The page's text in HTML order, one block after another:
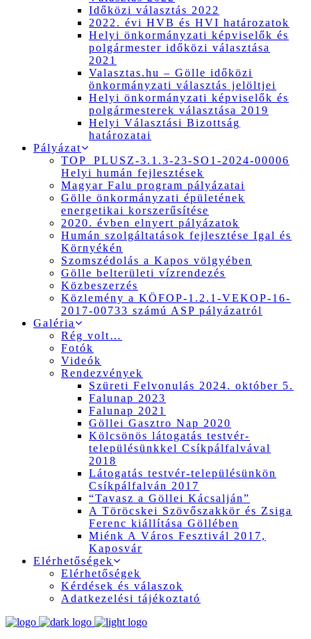
Időközi választás 2022
2022. évi HVB és HVI határozatok
Helyi önkormányzati képviselők és
polgármester időközi választása
2021
Valasztas.hu – Gölle időközi
önkormányzati választás jelöltjei
Helyi önkormányzati képviselők és
polgármesterek választása 2019
Helyi Választási Bizottság
határozatai
Pályázat
TOP_PLUSZ-3.1.3-23-SO1-2024-00006
Helyi humán fejlesztések
Magyar Falu program pályázatai
Gölle önkormányzati épületének
energetikai korszerűsítése
2020. évben elnyert pályázatok
Humán szolgáltatások fejlesztése Igal és
Környékén
Szomszédolás a Kapos völgyében
Gölle belterületi vízrendezés
Közbeszerzés
Közlemény a KÖFOP-1.2.1-VEKOP-16-
2017-00733 számú ASP pályázatról
Galéria
Rég volt…
Fotók
Videók
Rendezvények
Szüreti Felvonulás 2024. október 5.
Falunap 2023
Falunap 2021
Göllei Gasztro Nap 2020
Kölcsönös látogatás testvér-
településünkkel Csíkpálfalvával
2018
Látogatás testvér-településünkön
Csíkpálfalván 2017
“Tavasz a Göllei Kácsalján”
A Töröcskei Szövőszakkör és Zsiga
Ferenc kiállítása Göllében
Miénk A Város Fesztivál 2017,
Kaposvár
Elérhetőségek
Elérhetőségek
Kérdések és válaszok
Adatkezelési tájékoztató